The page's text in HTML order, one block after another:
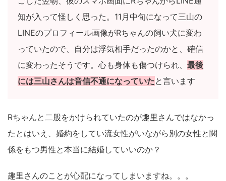
知が入って怪しく思った。11月中旬になって三山の
LINEのプロフィール画像がRちゃんの飼い犬に変わ
っていたので、自分は浮気相手だったのかと、確信
に変わったそうです。心も身体も傷つけられ、 最後
には三山さんは音信不通になっていたと言います
Rちゃんと二股をかけられていたのが趣里さんではなかっ
たとはいえ、婚約をしてい流女性がいながら別の女性と関
係をもつ男性と本当に結婚していいのか？
趣里さんのことが心配になってしまいますね。。。